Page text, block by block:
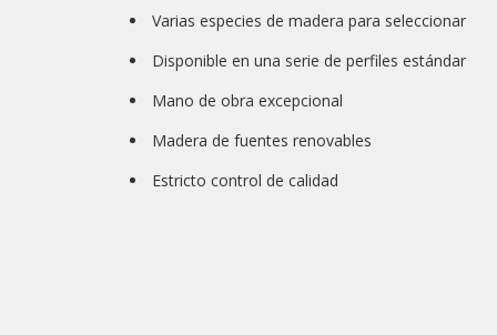
Varias especies de madera para seleccionar
Disponible en una serie de perfiles estándar
Mano de obra excepcional
Madera de fuentes renovables
Estricto control de calidad